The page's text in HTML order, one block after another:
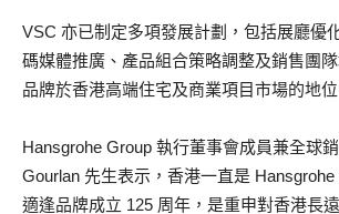
VSC 亦已制定多項發展計劃，包括展廳優
碼媒體推廣、產品組合策略調整及銷售團
品牌於香港高端住宅及商業項目市場的地位
Hansgrohe Group 執行董事會成員兼全球
Gourlan 先生表示，香港一直是
適逢品牌成立 125 周年，是重申對香港長